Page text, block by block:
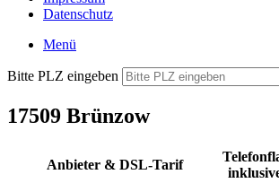
Datenschutz
Menü
Bitte PLZ eingeben
17509 Brünzow
Anbieter & DSL-Tarif